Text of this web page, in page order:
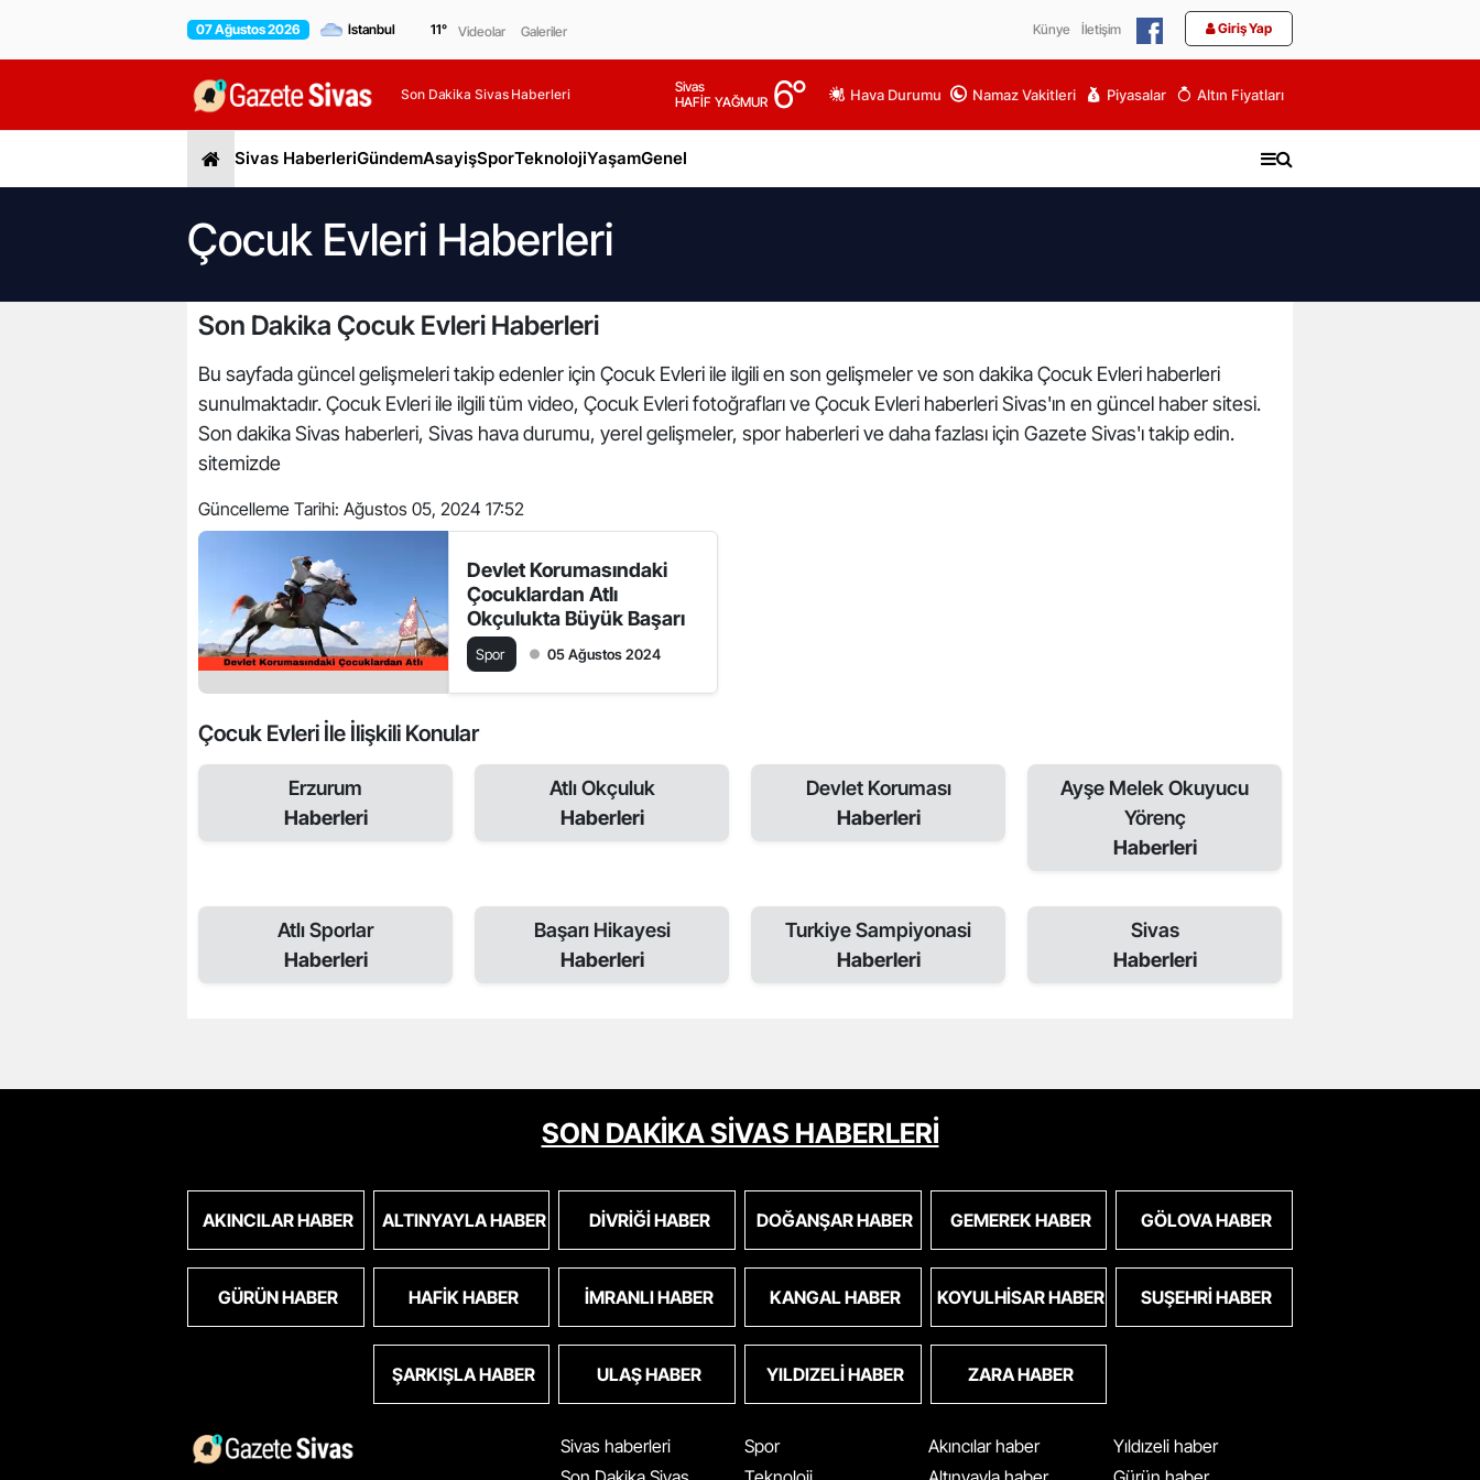
07 Ağustos 2026 11° Videolar Galeriler Künye İletişim Giriş Yap
Son Dakika Sivas Haberleri
Sivas
HAFİF YAĞMUR 6° Hava Durumu Namaz Vakitleri Piyasalar Altın Fiyatları
Sivas HaberleriGündemAsayişSporTeknolojiYaşamGenel
Çocuk Evleri Haberleri
Son Dakika Çocuk Evleri Haberleri
Bu sayfada güncel gelişmeleri takip edenler için Çocuk Evleri ile ilgili en son gelişmeler ve son dakika Çocuk Evleri haberleri
sunulmaktadır. Çocuk Evleri ile ilgili tüm video, Çocuk Evleri fotoğrafları ve Çocuk Evleri haberleri Sivas'ın en güncel haber sitesi.
Son dakika Sivas haberleri, Sivas hava durumu, yerel gelişmeler, spor haberleri ve daha fazlası için Gazete Sivas'ı takip edin.
sitemizde
Güncelleme Tarihi: Ağustos 05, 2024 17:52
Devlet Korumasındaki
Çocuklardan Atlı
Okçulukta Büyük Başarı
Spor 05 Ağustos 2024
Çocuk Evleri İle İlişkili Konular
Erzurum
Haberleri
Atlı Okçuluk
Haberleri
Devlet Koruması
Haberleri
Ayşe Melek Okuyucu
Yörenç
Haberleri
Atlı Sporlar
Haberleri
Başarı Hikayesi
Haberleri
Turkiye Sampiyonasi
Haberleri
Sivas
Haberleri
SON DAKİKA SİVAS HABERLERİ
AKINCILAR HABER ALTINYAYLA HABER DIVRIĞI HABER DOĞANŞAR HABER GEMEREK HABER GÖLOVA HABER
GÜRÜN HABER HAFIK HABER İMRANLI HABER KANGAL HABER KOYULHISAR HABER SUŞEHRI HABER
ŞARKIŞLA HABER ULAŞ HABER YILDIZELI HABER ZARA HABER
Sivas haberleri
Spor
Akıncılar haber
Yıldızeli haber